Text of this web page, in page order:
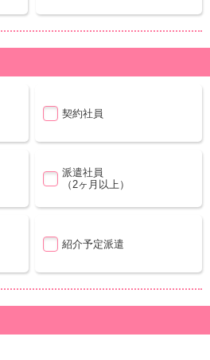
契約社員
派遣社員
（2ヶ月以上）
紹介予定派遣